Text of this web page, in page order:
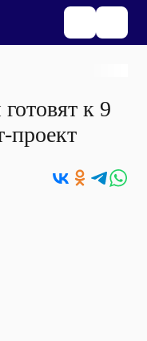
к 9
проект